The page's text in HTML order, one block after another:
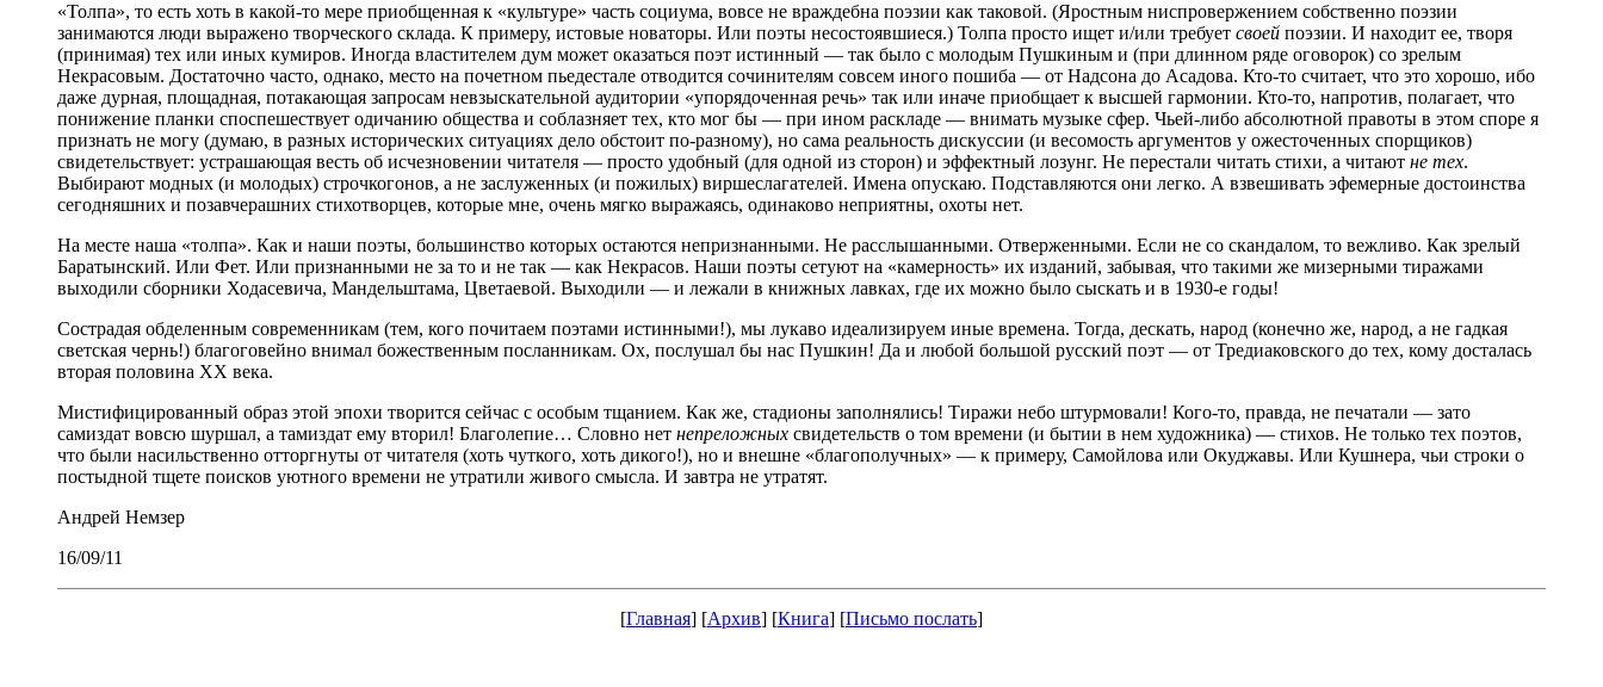
«Толпа», то есть хоть в какой-то мере приобщенная к «культуре» часть социума, вовсе не враждебна поэзии как таковой. (Яростным ниспровержением собственно поэзии
занимаются люди выражено творческого склада. К примеру, истовые новаторы. Или поэты несостоявшиеся.) Толпа просто ищет и/или требует своей поэзии. И находит ее, творя
(принимая) тех или иных кумиров. Иногда властителем дум может оказаться поэт истинный — так было с молодым Пушкиным и (при длинном ряде оговорок) со зрелым
Некрасовым. Достаточно часто, однако, место на почетном пьедестале отводится сочинителям совсем иного пошиба — от Надсона до Асадова. Кто-то считает, что это хорошо, ибо
даже дурная, площадная, потакающая запросам невзыскательной аудитории «упорядоченная речь» так или иначе приобщает к высшей гармонии. Кто-то, напротив, полагает, что
понижение планки споспешествует одичанию общества и соблазняет тех, кто мог бы — при ином раскладе — внимать музыке сфер. Чьей-либо абсолютной правоты в этом споре я
признать не могу (думаю, в разных исторических ситуациях дело обстоит по-разному), но сама реальность дискуссии (и весомость аргументов у ожесточенных спорщиков)
свидетельствует: устрашающая весть об исчезновении читателя — просто удобный (для одной из сторон) и эффектный лозунг. Не перестали читать стихи, а читают не тех.
Выбирают модных (и молодых) строчкогонов, а не заслуженных (и пожилых) виршеслагателей. Имена опускаю. Подставляются они легко. А взвешивать эфемерные достоинства
сегодняшних и позавчерашних стихотворцев, которые мне, очень мягко выражаясь, одинаково неприятны, охоты нет.
На месте наша «толпа». Как и наши поэты, большинство которых остаются непризнанными. Не расслышанными. Отверженными. Если не со скандалом, то вежливо. Как зрелый
Баратынский. Или Фет. Или признанными не за то и не так — как Некрасов. Наши поэты сетуют на «камерность» их изданий, забывая, что такими же мизерными тиражами
выходили сборники Ходасевича, Мандельштама, Цветаевой. Выходили — и лежали в книжных лавках, где их можно было сыскать и в 1930-е годы!
Сострадая обделенным современникам (тем, кого почитаем поэтами истинными!), мы лукаво идеализируем иные времена. Тогда, дескать, народ (конечно же, народ, а не гадкая
светская чернь!) благоговейно внимал божественным посланникам. Ох, послушал бы нас Пушкин! Да и любой большой русский поэт — от Тредиаковского до тех, кому досталась
вторая половина ХХ века.
Мистифицированный образ этой эпохи творится сейчас с особым тщанием. Как же, стадионы заполнялись! Тиражи небо штурмовали! Кого-то, правда, не печатали — зато
самиздат вовсю шуршал, а тамиздат ему вторил! Благолепие… Словно нет непреложных свидетельств о том времени (и бытии в нем художника) — стихов. Не только тех поэтов,
что были насильственно отторгнуты от читателя (хоть чуткого, хоть дикого!), но и внешне «благополучных» — к примеру, Самойлова или Окуджавы. Или Кушнера, чьи строки о
постыдной тщете поисков уютного времени не утратили живого смысла. И завтра не утратят.
Андрей Немзер
16/09/11
[Главная] [Архив] [Книга] [Письмо послать]